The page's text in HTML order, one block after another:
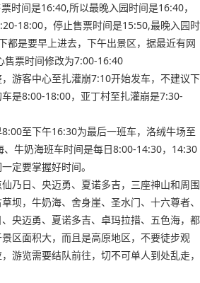
时间是16:40,所以最晚入园时间是16:40，
18:00，停止售票时间是15:50,最晚入园时
都是要早上进去，下午出景区，据最近有网
售票时间修改为7:00-16:40
游客中心至扎灌崩7:10开始发车，不建议下
是8:00-18:00，亚丁村至扎灌崩是7:30-
至下午16:30为最后一班车，洛绒牛场至
牛奶海班车时间是每日8:00-14:30，14:30
定要掌握好时间。
乃日、央迈勇、夏诺多吉，三座神山和周围
坝，牛奶海、舍身崖、圣水门、十六尊者、
央迈勇、夏诺多吉、卓玛拉措、五色海，都
区面积大，而且是高原地区，不要徒步观
游览需要结队前往，切不可单人到处乱走，